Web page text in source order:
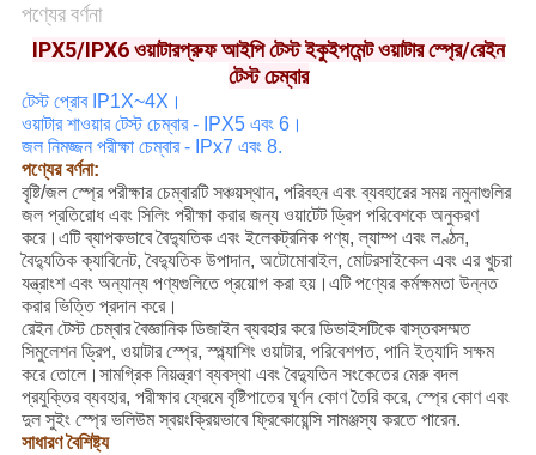
গোপনীয়তা
পণ্যের বর্ণনা
IPX5/IPX6 ওয়াটারপ্রুফ আইপি টেস্ট ইকুইপমেন্ট ওয়াটার স্প্রে/রেইন
টেস্ট চেম্বার
টেস্ট প্রোব IP1X~4X।
ওয়াটার শাওয়ার টেস্ট চেম্বার - IPX5 এবং 6।
জল নিমজ্জন পরীক্ষা চেম্বার - IPx7 এবং 8.
পণ্যের বর্ণনা:
বৃষ্টি/জল স্প্রে পরীক্ষার চেম্বারটি সঞ্চয়স্থান, পরিবহন এবং ব্যবহারের সময় নমুনাগুলির
জল প্রতিরোধ এবং সিলিং পরীক্ষা করার জন্য ওয়াটেট ড্রিপ পরিবেশকে অনুকরণ
করে।এটি ব্যাপকভাবে বৈদ্যুতিক এবং ইলেকট্রনিক পণ্য, ল্যাম্প এবং লণ্ঠন,
বৈদ্যুতিক ক্যাবিনেট, বৈদ্যুতিক উপাদান, অটোমোবাইল, মোটরসাইকেল এবং এর খুচরা
যন্ত্রাংশ এবং অন্যান্য পণ্যগুলিতে প্রয়োগ করা হয়।এটি পণ্যের কর্মক্ষমতা উন্নত
করার ভিত্তি প্রদান করে।
রেইন টেস্ট চেম্বার বৈজ্ঞানিক ডিজাইন ব্যবহার করে ডিভাইসটিকে বাস্তবসম্মত
সিমুলেশন ড্রিপ, ওয়াটার স্প্রে, স্প্ল্যাশিং ওয়াটার, পরিবেশগত, পানি ইত্যাদি সক্ষম
করে তোলে।সামগ্রিক নিয়ন্ত্রণ ব্যবস্থা এবং বৈদ্যুতিন সংকেতের মেরু বদল
প্রযুক্তির ব্যবহার, পরীক্ষার ফ্রেমে বৃষ্টিপাতের ঘূর্ণন কোণ তৈরি করে, স্প্রে কোণ এবং
দুল সুইং স্প্রে ভলিউম স্বয়ংক্রিয়ভাবে ফ্রিকোয়েন্সি সামঞ্জস্য করতে পারেন.
সাধারণ বৈশিষ্ট্য